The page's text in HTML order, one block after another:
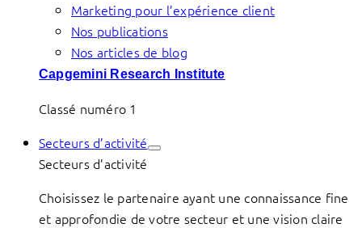
Marketing pour l’expérience client
Nos publications
Nos articles de blog
Capgemini Research Institute
Classé numéro 1
Secteurs d’activité
Secteurs d’activité
Choisissez le partenaire ayant une connaissance fine
et approfondie de votre secteur et une vision claire